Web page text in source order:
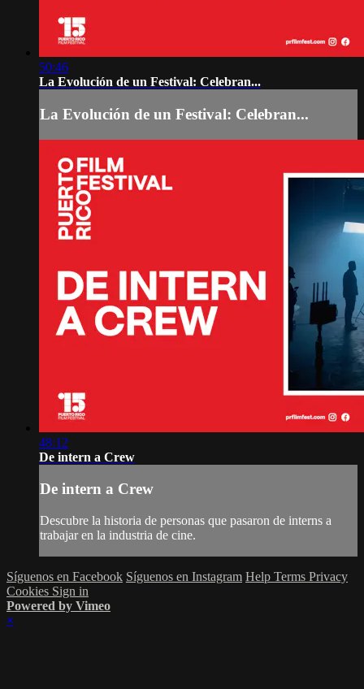
50:46
La Evolución de un Festival: Celebran...
La Evolución de un Festival: Celebran...
48:12
De intern a Crew
De intern a Crew
Descubre la historia de personas que pasaron de interns a
trabajar en la industria de cine.
Síguenos en Facebook Síguenos en Instagram Help Terms Privacy
Cookies Sign in
Powered by Vimeo
×